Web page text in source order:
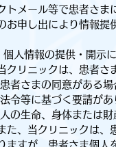
トメール等で患者さま
お申し出により情報提
個人情報の提供・開示
クリニックは、患者さ
者さまの同意がある場
令等に基づく要請があ
の生命、身体または財
た、当クリニックは、
ますが、患者さま個人